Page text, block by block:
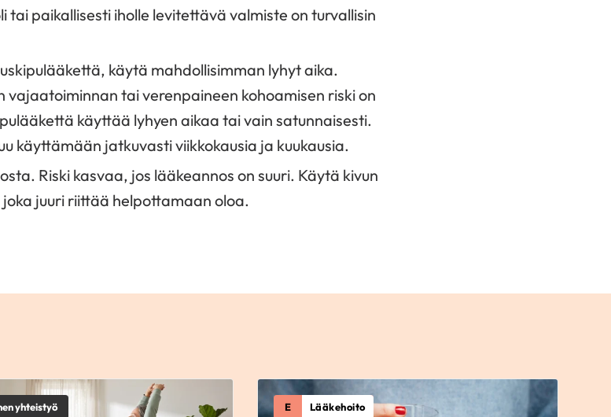
paikallisesti iholle levitettävä valmiste on turvallisin
käytä mahdollisimman lyhyt aika.
vajaatoiminnan tai verenpaineen kohoamisen riski on
käyttää lyhyen aikaa tai vain satunnaisesti.
käyttämään jatkuvasti viikkokausia ja kuukausia.
Riski kasvaa, jos lääkeannos on suuri. Käytä kivun
juuri riittää helpottamaan oloa.
yhteistyö E Lääkehoito